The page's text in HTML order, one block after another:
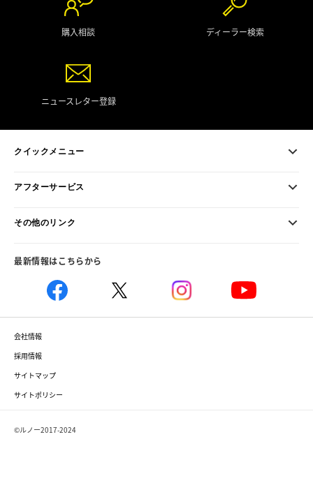
購入相談 ディーラー検索
ニュースレター登録
クイックメニュー
アフターサービス
その他のリンク
最新情報はこちらから
会社情報
採用情報
サイトマップ
サイトポリシー
©ルノー2017-2024